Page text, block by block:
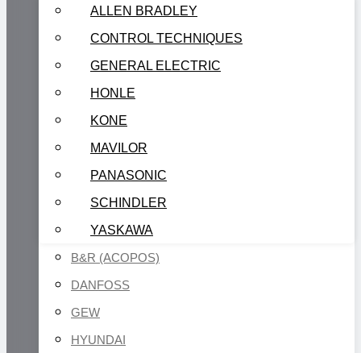
ALLEN BRADLEY
CONTROL TECHNIQUES
GENERAL ELECTRIC
HONLE
KONE
MAVILOR
PANASONIC
SCHINDLER
YASKAWA
B&R (ACOPOS)
DANFOSS
GEW
HYUNDAI